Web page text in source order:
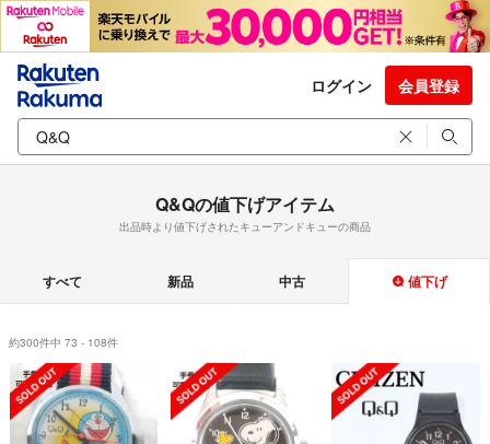
ログイン 会員登録
Q&Qの値下げアイテム
出品時より値下げされたキューアンドキューの商品
すべて 新品 中古 値下げ
約300件中 73 - 108件